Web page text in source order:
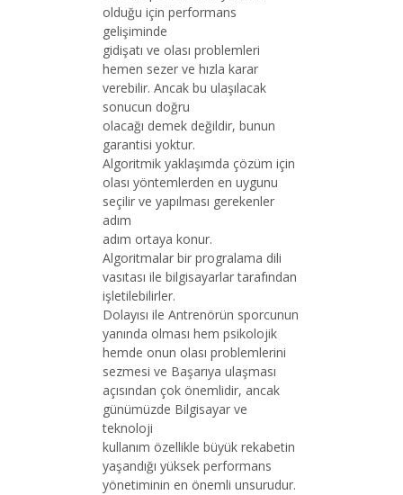
olduğu için performans
gelişiminde
gidişatı ve olası problemleri
hemen sezer ve hızla karar
verebilir. Ancak bu ulaşılacak
sonucun doğru
olacağı demek değildir, bunun
garantisi yoktur.
Algoritmik yaklaşımda çözüm için
olası yöntemlerden en uygunu
seçilir ve yapılması gerekenler
adım
adım ortaya konur.
Algoritmalar bir progralama dili
vasıtası ile bilgisayarlar tarafından
işletilebilirler.
Dolayısı ile Antrenörün sporcunun
yanında olması hem psikolojik
hemde onun olası problemlerini
sezmesi ve Başarıya ulaşması
açısından çok önemlidir, ancak
günümüzde Bilgisayar ve
teknoloji
kullanım özellikle büyük rekabetin
yaşandığı yüksek performans
yönetiminin en önemli unsurudur.